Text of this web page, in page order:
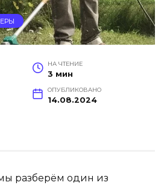
НА ЧТЕНИЕ
3 мин
ОПУБЛИКОВАНО
14.08.2024
разберём один из